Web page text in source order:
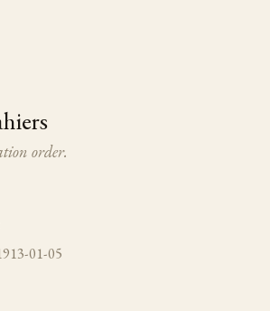
order.
01-05